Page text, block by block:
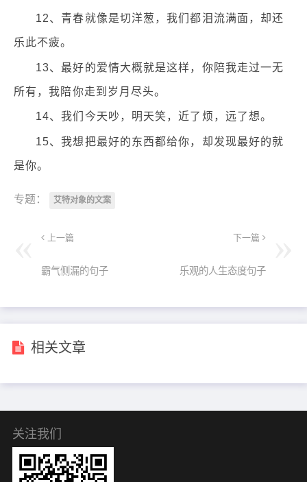
12、青春就像是切洋葱，我们都泪流满面，却还
乐此不疲。
13、最好的爱情大概就是这样，你陪我走过一无
所有，我陪你走到岁月尽头。
14、我们今天吵，明天笑，近了烦，远了想。
15、我想把最好的东西都给你，却发现最好的就
是你。
专题： 艾特对象的文案
上一篇
霸气侧漏的句子
下一篇
乐观的人生态度句子
相关文章
关注我们